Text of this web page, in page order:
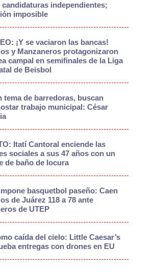
candidaturas independientes;
imposible
¡Y se vaciaron las bancas!
y Manzaneros protagonizaron
campal en semifinales de la Liga
de Beisbol
tema de barredoras, buscan
trabajo municipal: César
Itatí Cantoral enciende las
sociales a sus 47 años con un
de baño de locura
basquetbol paseño: Caen
de Juárez 118 a 78 ante
de UTEP
caída del cielo: Little Caesar’s
entregas con drones en EU